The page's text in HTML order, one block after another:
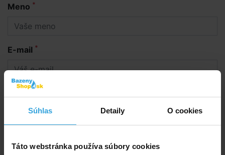
Súhlas Detaily O cookies
Táto webstránka používa súbory cookies
Meno *
E-mail *